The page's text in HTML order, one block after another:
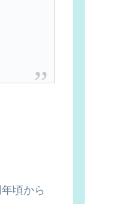
頃から